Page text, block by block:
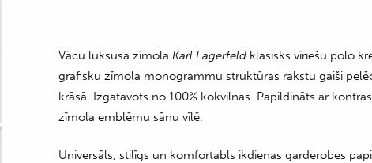
Vācu luksusa zīmolaKarl Lagerfeld klasisks vīriešu polo
grafisku zīmola monogrammu struktūras rakstu gaiši
krāsā. Izgatavots no 100% kokvilnas. Papildināts ar
zīmola emblēmu sānu vīlē.
Universāls, stilīgs un komfortabls ikdienas garderobes